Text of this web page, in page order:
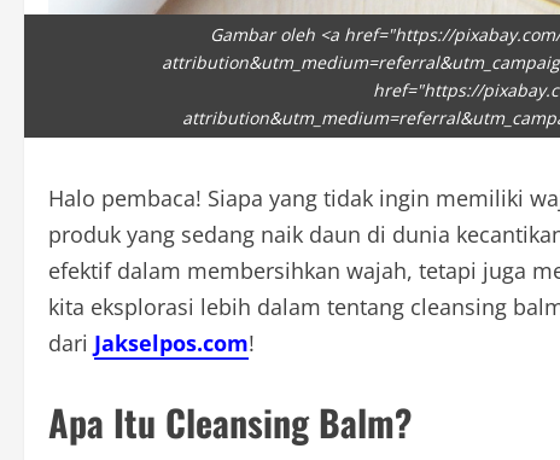
Gambar oleh <a href="https://
href="https://
Halo pembaca! Siapa yang tidak ingin memiliki
produk yang sedang naik daun di dunia
efektif dalam membersihkan wajah, tetapi juga
kita eksplorasi lebih dalam tentang cleansing
dari Jakselpos.com!
Apa Itu Cleansing Balm?